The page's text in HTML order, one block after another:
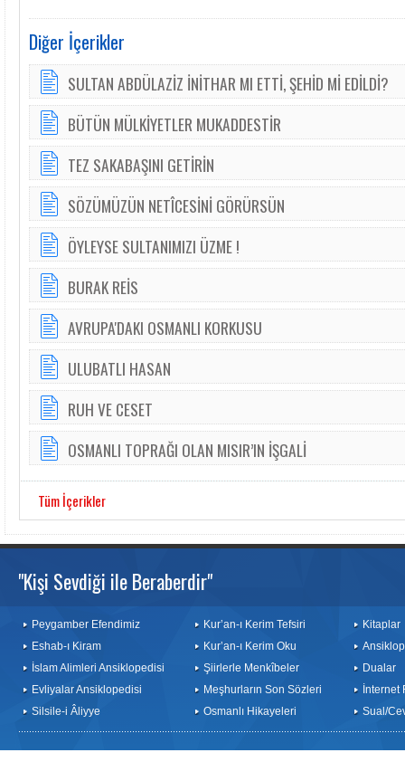
Diğer İçerikler
SULTAN ABDÜLAZİZ İNİTHAR MI ETTİ, ŞEHİD Mİ EDİLDİ?
BÜTÜN MÜLKİYETLER MUKADDESTİR
TEZ SAKABAŞINI GETİRİN
SÖZÜMÜZÜN NETÎCESİNİ GÖRÜRSÜN
ÖYLEYSE SULTANIMIZI ÜZME !
BURAK REİS
AVRUPA'DAKI OSMANLI KORKUSU
ULUBATLI HASAN
RUH VE CESET
OSMANLI TOPRAĞI OLAN MISIR’IN İŞGALİ
Tüm İçerikler
"Kişi Sevdiği ile Beraberdir"
Peygamber Efendimiz
Eshab-ı Kiram
İslam Alimleri Ansiklopedisi
Evliyalar Ansiklopedisi
Silsile-i Âliyye
Kur’an-ı Kerim Tefsiri
Kur’an-ı Kerim Oku
Şiirlerle Menkîbeler
Meşhurların Son Sözleri
Osmanlı Hikayeleri
Kitaplar
Dualar
İnternet
Sual/